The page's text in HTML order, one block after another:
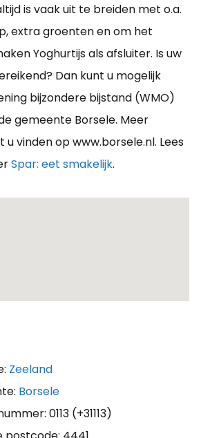
is vaak uit te breiden met o.a.
extra groenten en om het
Yoghurtijs als afsluiter. Is uw
Dan kunt u mogelijk
bijzondere bijstand (WMO)
gemeente Borsele. Meer
vinden op www.borsele.nl. Lees
Spar: eet smakelijk.
Zeeland
Borsele
0113 (+31113)